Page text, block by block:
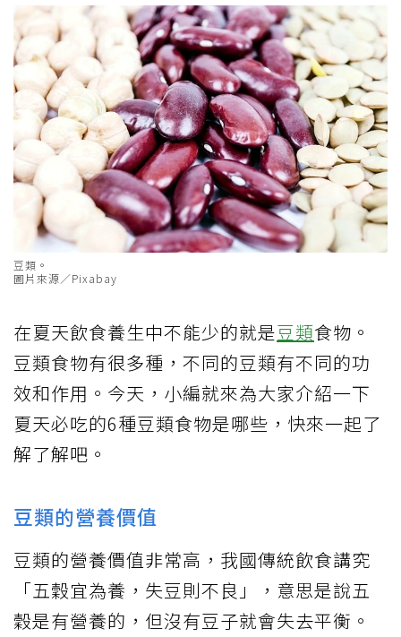
豆類。
圖片來源／Pixabay
在夏天飲食養生中不能少的就是豆類食物。
豆類食物有很多種，不同的豆類有不同的功
效和作用。今天，小編就來為大家介紹一下
夏天必吃的6種豆類食物是哪些，快來一起了
解了解吧。
豆類的營養價值
豆類的營養價值非常高，我國傳統飲食講究
「五穀宜為養，失豆則不良」，意思是說五
穀是有營養的，但沒有豆子就會失去平衡。